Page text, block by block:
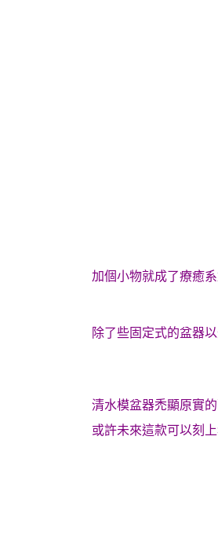
加個小物就成了療癒
除了些固定式的盆器
清水模盆器禿顯原實
或許未來這款可以刻